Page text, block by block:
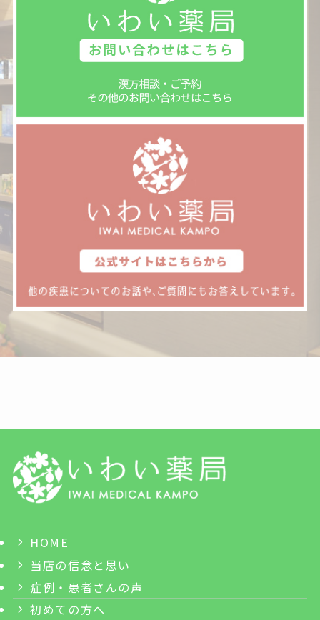
HOME
当店の信念と思い
症例・患者さんの声
初めての方へ